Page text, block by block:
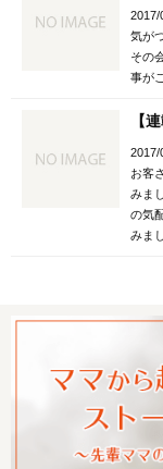
2017/
気が
その
事が
【
2017/
お客
みま
の気
みま